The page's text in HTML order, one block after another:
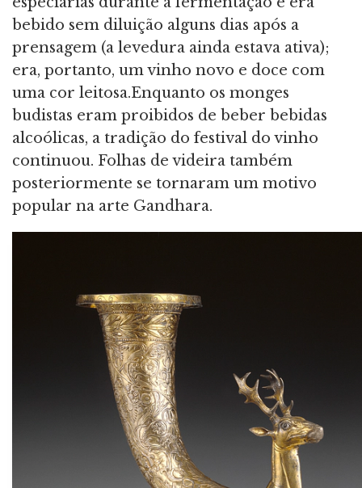
bebido sem diluição alguns dias após a
prensagem (a levedura ainda estava ativa);
era, portanto, um vinho novo e doce com
uma cor leitosa.Enquanto os monges
budistas eram proibidos de beber bebidas
alcoólicas, a tradição do festival do vinho
continuou. Folhas de videira também
posteriormente se tornaram um motivo
popular na arte Gandhara.